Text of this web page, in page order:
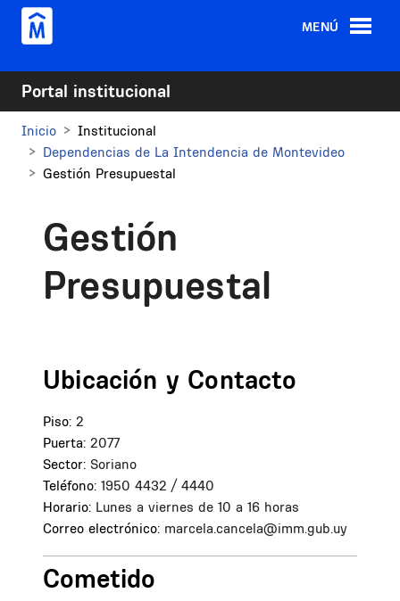
Pasar al contenido principal
MENÚ
Portal institucional
Inicio
Institucional
Dependencias de La Intendencia de Montevideo
Gestión Presupuestal
Gestión
Presupuestal
Ubicación y Contacto
Piso: 2
Puerta: 2077
Sector: Soriano
Teléfono: 1950 4432 / 4440
Horario: Lunes a viernes de 10 a 16 horas
Correo electrónico: marcela.cancela@imm.gub.uy
Cometido